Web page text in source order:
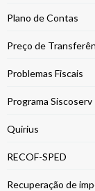
Plano de Contas
Preço de
Problemas Fiscais
Programa Siscoserv
Quirius
RECOF-SPED
Recuperação de